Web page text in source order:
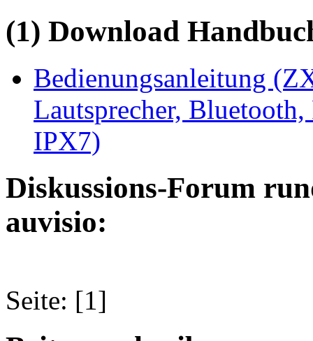
(1) Download
Bedienungsanleitung
Lautsprecher,
IPX7)
Diskussions-Forum
auvisio:
Seite: [1]